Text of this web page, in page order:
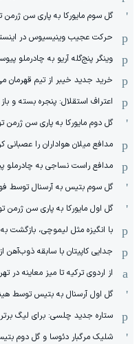
گل سوم مایورکا به پاری سن ژرمن
حرکت عجیب وینیسیوس در
وینگر پنج‌گله آریو به چادرملو
خرید جدید خیبر از تیم قهرمان
اعتراف استقلال: پنجره بسته و
گل دوم مایورکا به پاری سن
مدافع میلان هواداران را عصبانی
مدافع راست نساجی به چادرملو
گل سوم بتیس به آرسنال توسط
گل اول مایورکا به پاری سن ژرمن
با انگیزه مثل لیموچی، بازگشت
جدایی کاپیتان با سابقه ذوب‌آهن
از اردوی ترکیه تا میز معاینه در
گل اول آرسنال به بتیس توسط
ستاره جدید چلسی: برای لیگ
شلیک مرگبار دئوسا و گل دوم